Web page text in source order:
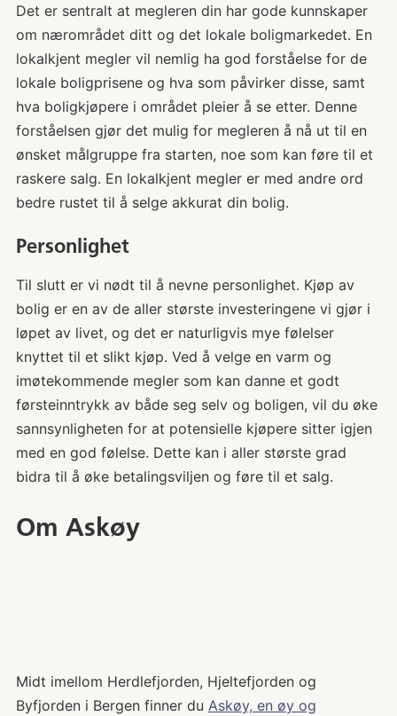
Det er sentralt at megleren din har gode kunnskaper
om nærområdet ditt og det lokale boligmarkedet. En
lokalkjent megler vil nemlig ha god forståelse for de
lokale boligprisene og hva som påvirker disse, samt
hva boligkjøpere i området pleier å se etter. Denne
forståelsen gjør det mulig for megleren å nå ut til en
ønsket målgruppe fra starten, noe som kan føre til et
raskere salg. En lokalkjent megler er med andre ord
bedre rustet til å selge akkurat din bolig.
Personlighet
Til slutt er vi nødt til å nevne personlighet. Kjøp av
bolig er en av de aller største investeringene vi gjør i
løpet av livet, og det er naturligvis mye følelser
knyttet til et slikt kjøp. Ved å velge en varm og
imøtekommende megler som kan danne et godt
førsteinntrykk av både seg selv og boligen, vil du øke
sannsynligheten for at potensielle kjøpere sitter igjen
med en god følelse. Dette kan i aller største grad
bidra til å øke betalingsviljen og føre til et salg.
Om Askøy
Midt imellom Herdlefjorden, Hjeltefjorden og
Byfjorden i Bergen finner du Askøy, en øy og